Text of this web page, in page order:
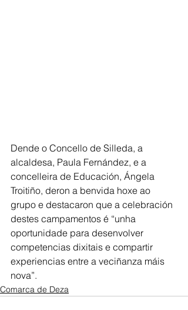
Dende o Concello de Silleda, a
alcaldesa, Paula Fernández, e a
concelleira de Educación, Ángela
Troitiño, deron a benvida hoxe ao
grupo e destacaron que a celebración
destes campamentos é “unha
oportunidade para desenvolver
competencias dixitais e compartir
experiencias entre a veciñanza máis
nova”.
Comarca de Deza